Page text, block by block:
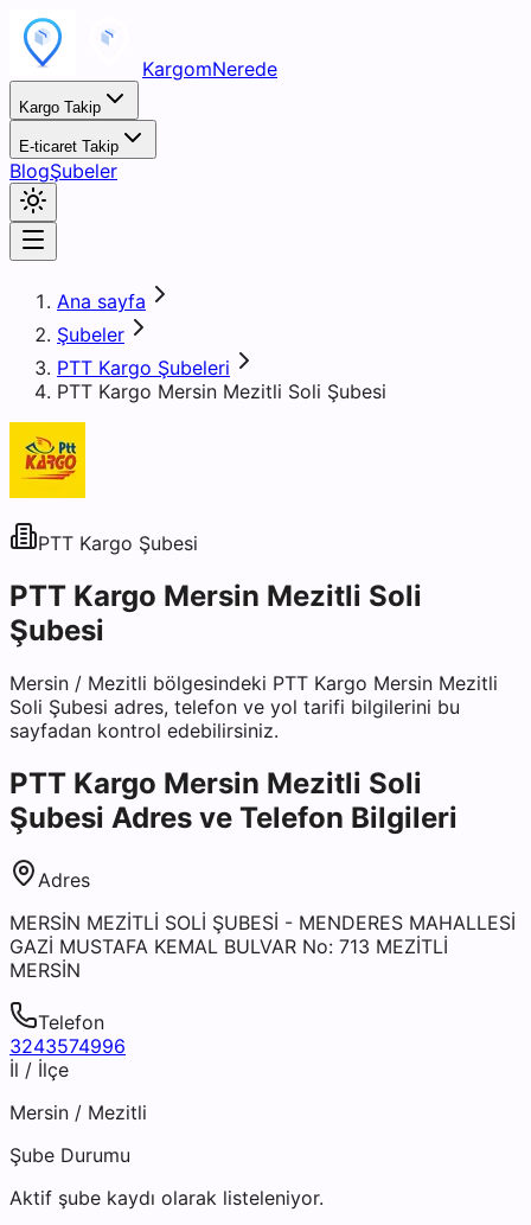
KargomNerede
Kargo Takip
E-ticaret Takip
BlogŞubeler
Ana sayfa
Şubeler
PTT Kargo Şubeleri
PTT Kargo Mersin Mezitli Soli Şubesi
PTT Kargo Şubesi
PTT Kargo Mersin Mezitli Soli
Şubesi
Mersin / Mezitli bölgesindeki PTT Kargo Mersin Mezitli
Soli Şubesi adres, telefon ve yol tarifi bilgilerini bu
sayfadan kontrol edebilirsiniz.
PTT Kargo Mersin Mezitli Soli
Şubesi Adres ve Telefon Bilgileri
Adres
MERSİN MEZİTLİ SOLİ ŞUBESİ - MENDERES MAHALLESİ
GAZİ MUSTAFA KEMAL BULVAR No: 713 MEZİTLİ
MERSİN
Telefon
3243574996
İl / İlçe
Mersin / Mezitli
Şube Durumu
Aktif şube kaydı olarak listeleniyor.